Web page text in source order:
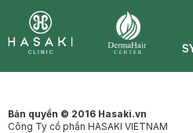
Bản quyền © 2016 Hasaki.vn
Công Ty cổ phần HASAKI VIETNAM